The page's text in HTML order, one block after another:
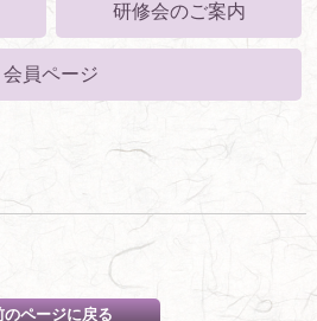
研修会のご案内
会員ページ